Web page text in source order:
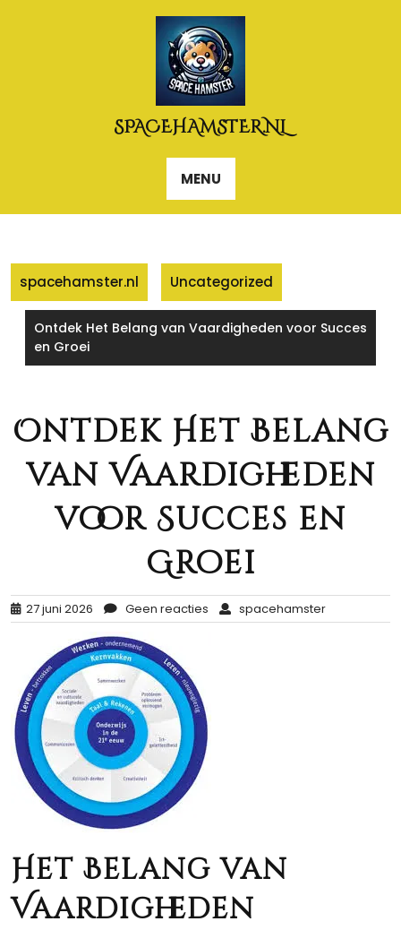
SPACEHAMSTER.NL
MENU
spacehamster.nl Uncategorized
Ontdek Het Belang van Vaardigheden voor Succes
en Groei
Ontdek Het Belang
van Vaardigheden
voor Succes en
Groei
27 juni 2026 Geen reacties spacehamster
Het Belang van
Vaardigheden